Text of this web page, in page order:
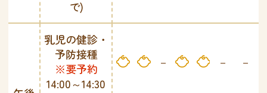
で)
乳児の健診・
予防接種
※要予約
14:00～14:30
乳児乳児
－ 乳児 乳児
－ －